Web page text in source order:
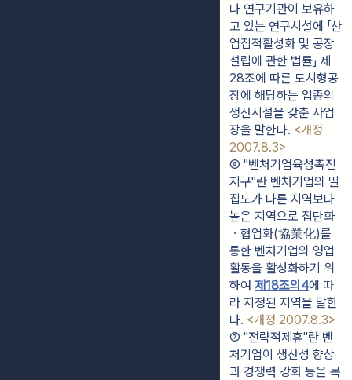
나 연구기관이 보유하
고 있는 연구시설에 「산
업집적활성화 및 공장
설립에 관한 법률」 제
28조에 따른 도시형공
장에 해당하는 업종의
생산시설을 갖춘 사업
장을 말한다. <개정
2007.8.3>
⑥ "벤처기업육성촉진
지구"란 벤처기업의 밀
집도가 다른 지역보다
높은 지역으로 집단화
ㆍ협업화(協業化)를
통한 벤처기업의 영업
활동을 활성화하기 위
하여 제18조의4에 따
라 지정된 지역을 말한
다. <개정 2007.8.3>
⑦ "전략적제휴"란 벤
처기업이 생산성 향상
과 경쟁력 강화 등을 목